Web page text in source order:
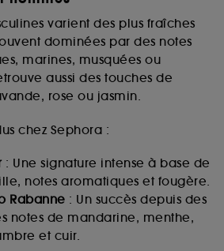
varient des plus fraîches
dominées par des notes
marines, musquées ou
aussi des touches de
rose ou jasmin.
chez Sephora :
: Une signature intense à base de
notes aromatiques et fougère.
Rabanne : Un succès depuis des
notes de mandarine, menthe,
et cuir.